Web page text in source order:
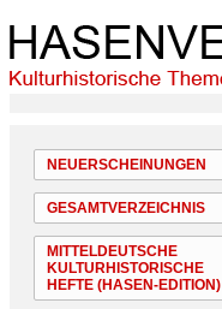
NEUERSCHEINUNGEN
GESAMTVERZEICHNIS
MITTELDEUTSCHE
KULTURHISTORISCHE
HEFTE (HASEN-EDITION)